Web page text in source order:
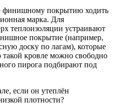
финишному покрытию ходить
марка. Для
теплоизоляции устраивают
покрытие (например,
доску по лагам), которые
кровле можно свободно
пирога подбирают под
если он утеплён
плотности?